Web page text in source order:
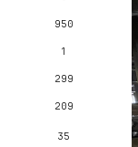
950
1
299
209
35